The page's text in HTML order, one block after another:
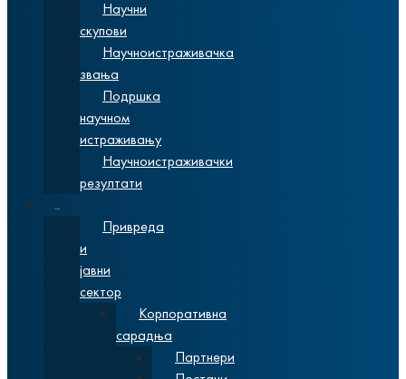
Научни
скупови
Научноистраживачка
звања
Подршка
научном
истраживању
Научноистраживачки
резултати
Привреда
и
јавни
сектор
Корпоративна
сарадња
Партнери